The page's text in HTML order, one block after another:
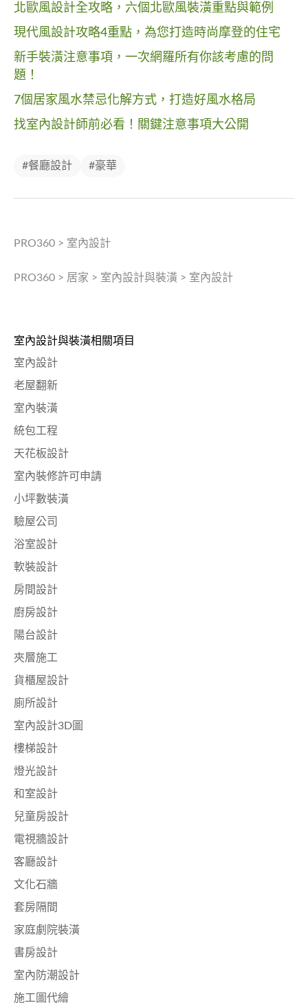
北歐風設計全攻略，六個北歐風裝潢重點與範例
現代風設計攻略4重點，為您打造時尚摩登的住宅
新手裝潢注意事項，一次網羅所有你該考慮的問
題！
7個居家風水禁忌化解方式，打造好風水格局
找室內設計師前必看！關鍵注意事項大公開
#餐廳設計 #豪華
PRO360 > 室內設計
PRO360 > 居家 > 室內設計與裝潢 > 室內設計
室內設計與裝潢相關項目
室內設計
老屋翻新
室內裝潢
統包工程
天花板設計
室內裝修許可申請
小坪數裝潢
驗屋公司
浴室設計
軟裝設計
房間設計
廚房設計
陽台設計
夾層施工
貨櫃屋設計
廁所設計
室內設計3D圖
樓梯設計
燈光設計
和室設計
兒童房設計
電視牆設計
客廳設計
文化石牆
套房隔間
家庭劇院裝潢
書房設計
室內防潮設計
施工圖代繪